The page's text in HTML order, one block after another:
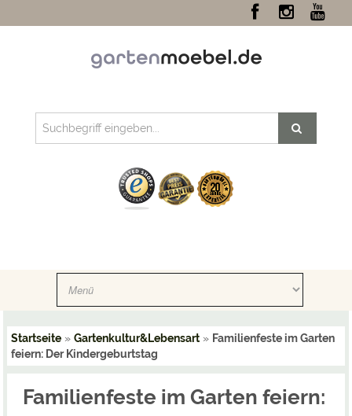
Startseite» Gartenkultur&Lebensart» Familienfeste im Garten
feiern: Der Kindergeburtstag
Familienfeste im Garten feiern: